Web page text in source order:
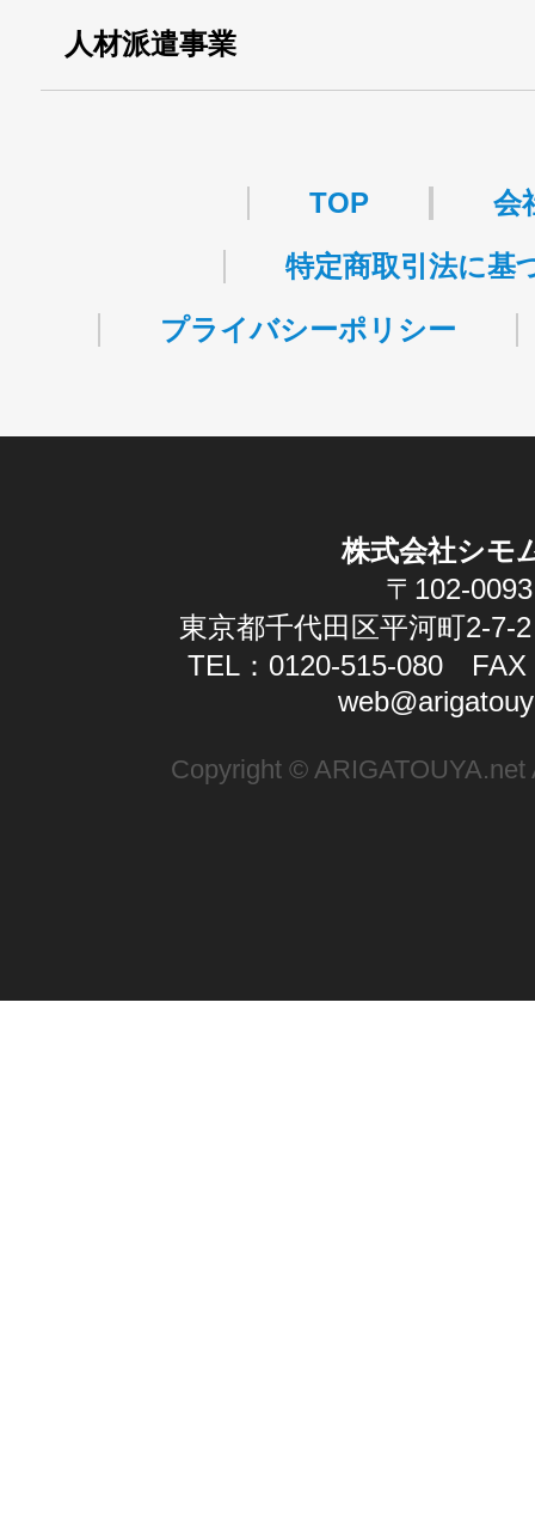
人材派遣事業
TOP
会
特定商取引法に基
プライバシーポリシー
株式会社シモ
〒102-0093
東京都千代田区平河町2-7-
TEL：0120-515-080 FAX
Copyright ©